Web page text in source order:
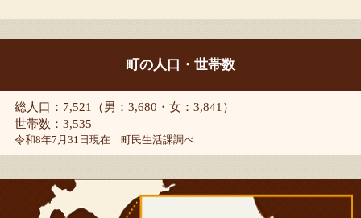
町の人口・世帯数
総人口：7,521（男：3,680・女：3,841）
世帯数：3,535
令和8年7月31日現在 町民生活課調べ